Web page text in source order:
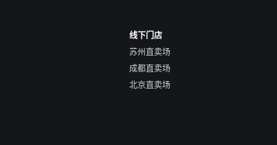
线下门店
苏州直卖场
成都直卖场
北京直卖场